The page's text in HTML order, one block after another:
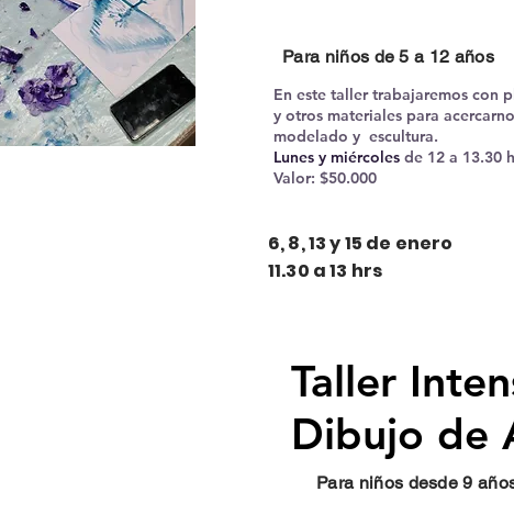
En este taller trabajaremos con
y otros materiales para
modelado y escultura.
Lunes y miércoles de 12 a 13.30
Valor: $50.000
Para niños de 5 a 12 años
6, 8, 13 y 15 de enero
11.30 a 13 hrs
Taller
Dibujo de
Para niños desde 9